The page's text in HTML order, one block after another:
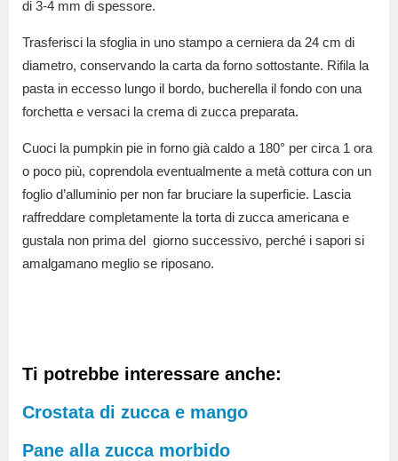
di 3-4 mm di spessore.
Trasferisci la sfoglia in uno stampo a cerniera da 24 cm di
diametro, conservando la carta da forno sottostante. Rifila la
pasta in eccesso lungo il bordo, bucherella il fondo con una
forchetta e versaci la crema di zucca preparata.
Cuoci la pumpkin pie in forno già caldo a 180° per circa 1 ora
o poco più, coprendola eventualmente a metà cottura con un
foglio d’alluminio per non far bruciare la superficie. Lascia
raffreddare completamente la torta di zucca americana e
gustala non prima del giorno successivo, perché i sapori si
amalgamano meglio se riposano.
Ti potrebbe interessare anche:
Crostata di zucca e mango
Pane alla zucca morbido